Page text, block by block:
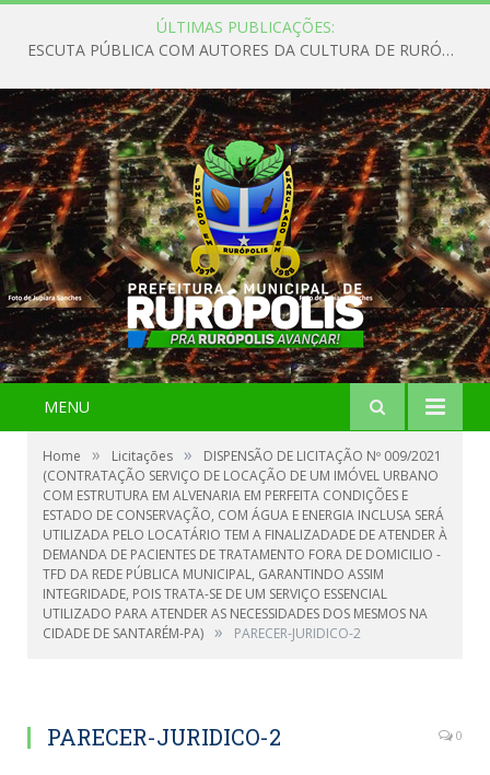
ÚLTIMAS PUBLICAÇÕES:
ESCUTA PÚBLICA COM AUTORES DA CULTURA DE RURÓPOLIS
MENU
Home » Licitações »
DISPENSÃO DE LICITAÇÃO Nº 009/2021
(CONTRATAÇÃO SERVIÇO DE LOCAÇÃO DE UM IMÓVEL URBANO
COM ESTRUTURA EM ALVENARIA EM PERFEITA CONDIÇÕES E
ESTADO DE CONSERVAÇÃO, COM ÁGUA E ENERGIA INCLUSA SERÁ
UTILIZADA PELO LOCATÁRIO TEM A FINALIZADADE DE ATENDER À
DEMANDA DE PACIENTES DE TRATAMENTO FORA DE DOMICILIO -
TFD DA REDE PÚBLICA MUNICIPAL, GARANTINDO ASSIM
INTEGRIDADE, POIS TRATA-SE DE UM SERVIÇO ESSENCIAL
UTILIZADO PARA ATENDER AS NECESSIDADES DOS MESMOS NA
CIDADE DE SANTARÉM-PA) » PARECER-JURIDICO-2
PARECER-JURIDICO-2 0